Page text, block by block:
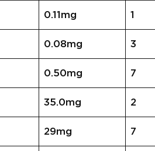
0.11mg 1
0.08mg 3
0.50mg 7
35.0mg 2
29mg 7